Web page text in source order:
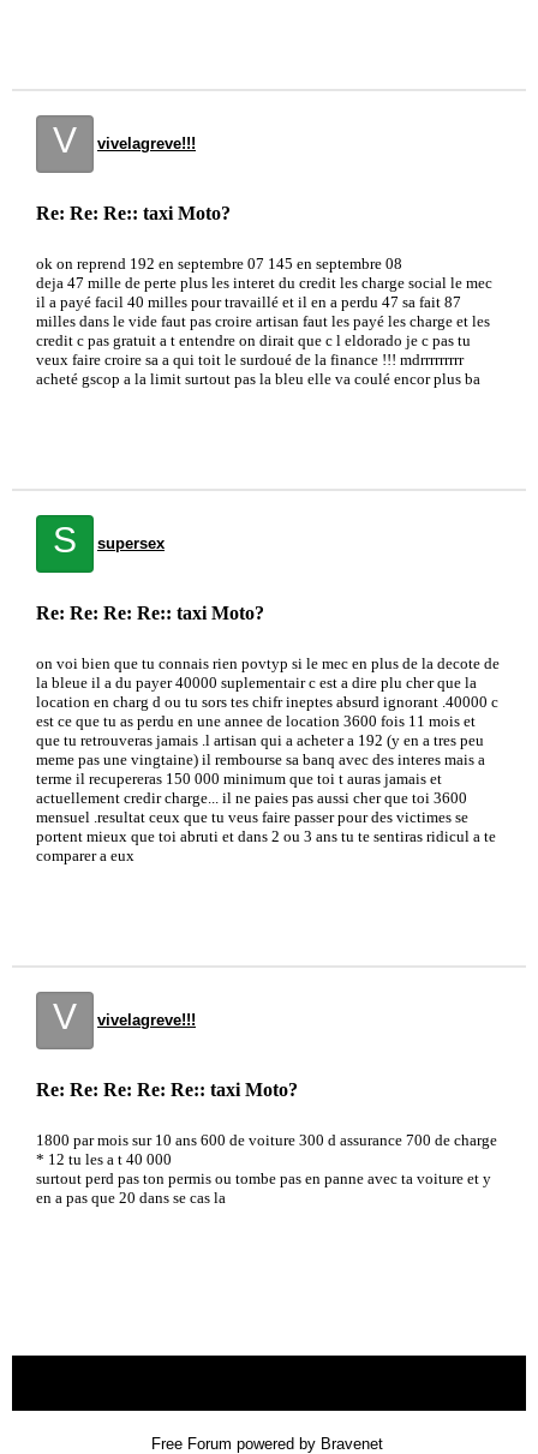
V vivelagreve!!!
Re: Re: Re:: taxi Moto?
ok on reprend 192 en septembre 07 145 en septembre 08
deja 47 mille de perte plus les interet du credit les charge social le mec
il a payé facil 40 milles pour travaillé et il en a perdu 47 sa fait 87
milles dans le vide faut pas croire artisan faut les payé les charge et les
credit c pas gratuit a t entendre on dirait que c l eldorado je c pas tu
veux faire croire sa a qui toit le surdoué de la finance !!! mdrrrrrrrrr
acheté gscop a la limit surtout pas la bleu elle va coulé encor plus ba
S supersex
Re: Re: Re: Re:: taxi Moto?
on voi bien que tu connais rien povtyp si le mec en plus de la decote de
la bleue il a du payer 40000 suplementair c est a dire plu cher que la
location en charg d ou tu sors tes chifr ineptes absurd ignorant .40000 c
est ce que tu as perdu en une annee de location 3600 fois 11 mois et
que tu retrouveras jamais .l artisan qui a acheter a 192 (y en a tres peu
meme pas une vingtaine) il rembourse sa banq avec des interes mais a
terme il recupereras 150 000 minimum que toi t auras jamais et
actuellement credir charge... il ne paies pas aussi cher que toi 3600
mensuel .resultat ceux que tu veus faire passer pour des victimes se
portent mieux que toi abruti et dans 2 ou 3 ans tu te sentiras ridicul a te
comparer a eux
V vivelagreve!!!
Re: Re: Re: Re: Re:: taxi Moto?
1800 par mois sur 10 ans 600 de voiture 300 d assurance 700 de charge
* 12 tu les a t 40 000
surtout perd pas ton permis ou tombe pas en panne avec ta voiture et y
en a pas que 20 dans se cas la
Free Forum powered by Bravenet